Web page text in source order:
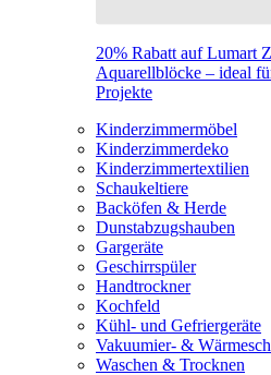
20% Rabatt auf Lumart
Aquarellblöcke – ideal
Projekte
Kinderzimmermöbel
Kinderzimmerdeko
Kinderzimmertextilien
Schaukeltiere
Backöfen & Herde
Dunstabzugshauben
Gargeräte
Geschirrspüler
Handtrockner
Kochfeld
Kühl- und Gefriergeräte
Vakuumier- &
Waschen & Trocknen